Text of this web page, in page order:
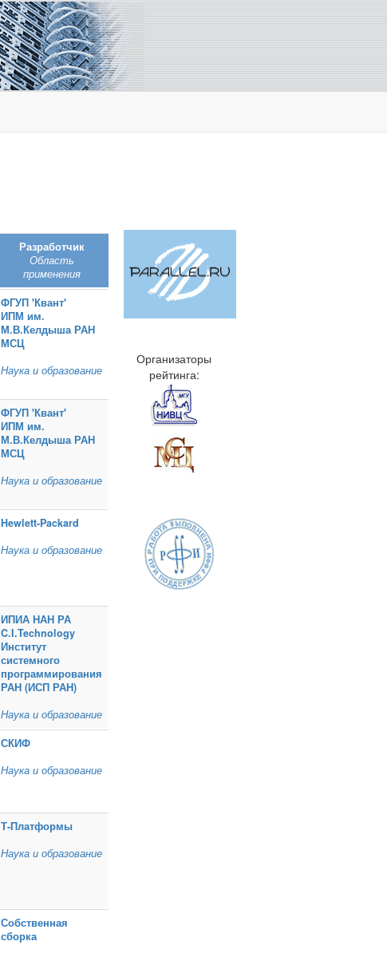
Разработчик
Область
применения
ФГУП 'Квант'
ИПМ им.
М.В.Келдыша РАН
МСЦ
Наука и образование
ФГУП 'Квант'
ИПМ им.
М.В.Келдыша РАН
МСЦ
Наука и образование
Hewlett‑Packard
Наука и образование
ИПИА НАН РА
C.I.Technology
Институт
системного
программирования
РАН (ИСП РАН)
Наука и образование
СКИФ
Наука и образование
Т‑Платформы
Наука и образование
Собственная
сборка
Организаторы
рейтинга: